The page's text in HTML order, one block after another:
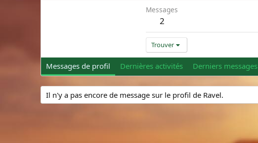
Messages
2
Trouver
Messages de profil Dernières activités Derniers messages
Il n'y a pas encore de message sur le profil de Ravel.